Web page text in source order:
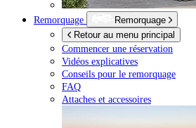
Remorquage
Remorquage
Retour au menu principal
Commencer une réservation
Vidéos explicatives
Conseils pour le remorquage
FAQ
Attaches et accessoires